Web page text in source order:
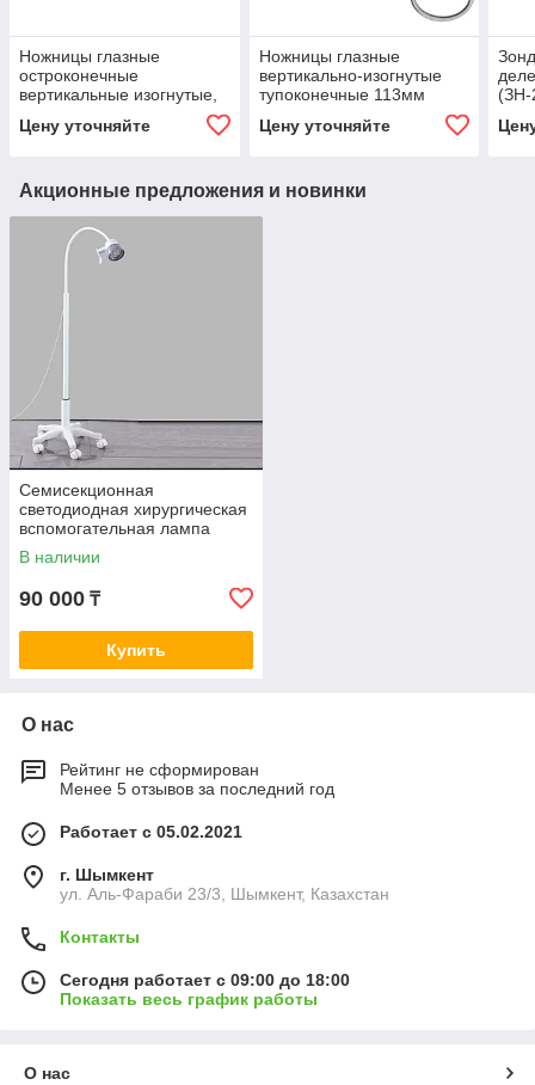
Ножницы глазные
остроконечные
вертикальные изогнутые,
Цену уточняйте
Ножницы глазные
вертикально-изогнутые
тупоконечные 113мм
Цену уточняйте
(ЗН-
Акционные предложения и новинки
Семисекционная
светодиодная хирургическая
вспомогательная лампа
(бестеневая)
В наличии
90 000 ₸
Купить
О нас
Рейтинг не сформирован
Менее 5 отзывов за последний год
Работает с 05.02.2021
г. Шымкент
ул. Аль-Фараби 23/3, Шымкент, Казахстан
Контакты
Сегодня работает с 09:00 до 18:00
Показать весь график работы
О нас